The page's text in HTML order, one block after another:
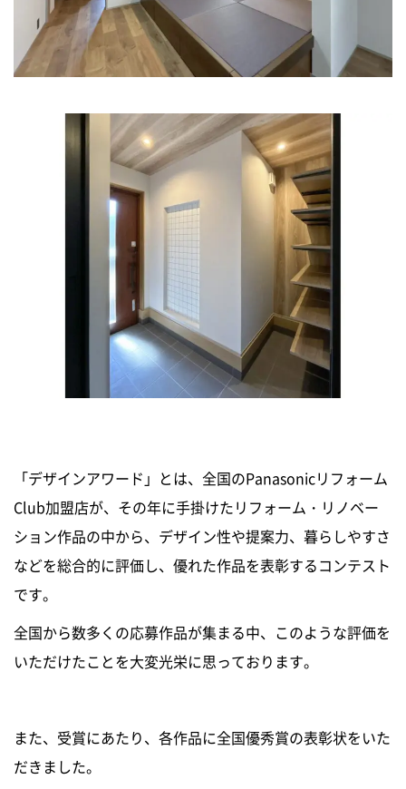
「デザインアワード」とは、全国のPanasonicリフォーム
Club加盟店が、その年に手掛けたリフォーム・リノベー
ション作品の中から、デザイン性や提案力、暮らしやすさ
などを総合的に評価し、優れた作品を表彰するコンテスト
です。
全国から数多くの応募作品が集まる中、このような評価を
いただけたことを大変光栄に思っております。
また、受賞にあたり、各作品に全国優秀賞の表彰状をいた
だきました。